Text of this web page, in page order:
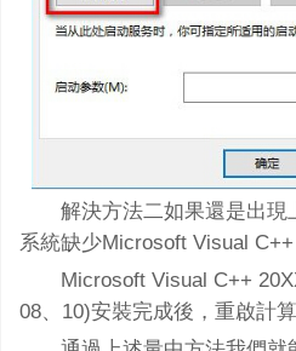
解決方法二如果還是出現
系統缺少Microsoft Visual C++
Microsoft Visual C++
08、10)安裝完成後，重啟計